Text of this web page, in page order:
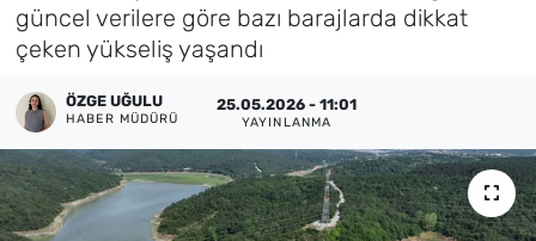
güncel verilere göre bazı barajlarda dikkat
çeken yükseliş yaşandı
ÖZGE UĞULU
HABER MÜDÜRÜ
25.05.2026 - 11:01
YAYINLANMA
Künye
İletişim